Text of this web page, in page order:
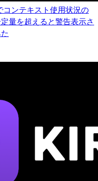
コンテキスト使用状況の
量を超えると警告表示さ